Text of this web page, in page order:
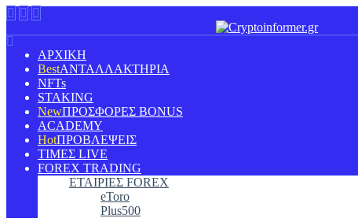
ΑΡΧΙΚΗ
ΑΝΤΑΛΛΑΚΤΗΡΙΑ
NFTs
STAKING
ΠΡΟΣΦΟΡΕΣ BONUS
ACADEMY
ΠΡΟΒΛΕΨΕΙΣ
ΤΙΜΕΣ LIVE
FOREX TRADING
ΕΤΑΙΡΙΕΣ FOREX
eToro
Plus500